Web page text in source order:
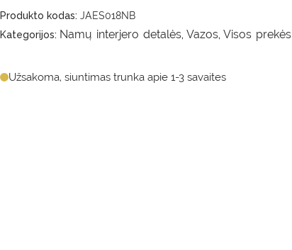
Produkto kodas:JAES018NB
Kategorijos: Namų interjero detalės,Vazos,Visos prekės
Užsakoma, siuntimas trunka apie 1-3 savaites